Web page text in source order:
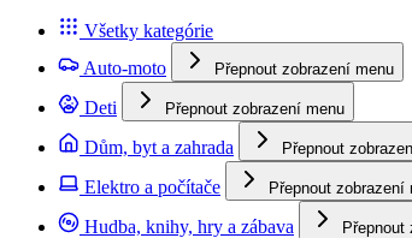
Všetky kategórie
Auto-moto
Přepnout zobrazení menu
Deti Přepnout zobrazení menu
Dům, byt a zahrada Přepnout
Elektro a počítače Přepnout zobrazení
Hudba, knihy, hry a zábava Přepnout